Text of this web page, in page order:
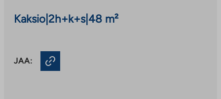
Kaksio 2h+k+s| 48 m²
JAA: